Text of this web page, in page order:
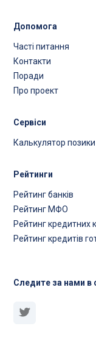
Допомога
Часті питання
Контакти
Поради
Про проект
Сервіси
Калькулятор позики
Рейтинги
Рейтинг банків
Рейтинг МФО
Рейтинг кредитних
Рейтинг кредитів
Следите за нами в